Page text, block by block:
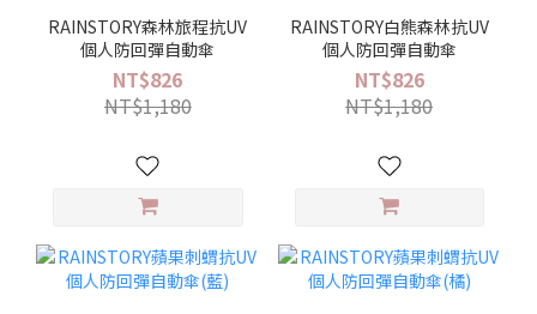
RAINSTORY森林旅程抗UV
個人防回彈自動傘
NT$826
NT$1,180
RAINSTORY白熊森林抗UV
個人防回彈自動傘
NT$826
NT$1,180